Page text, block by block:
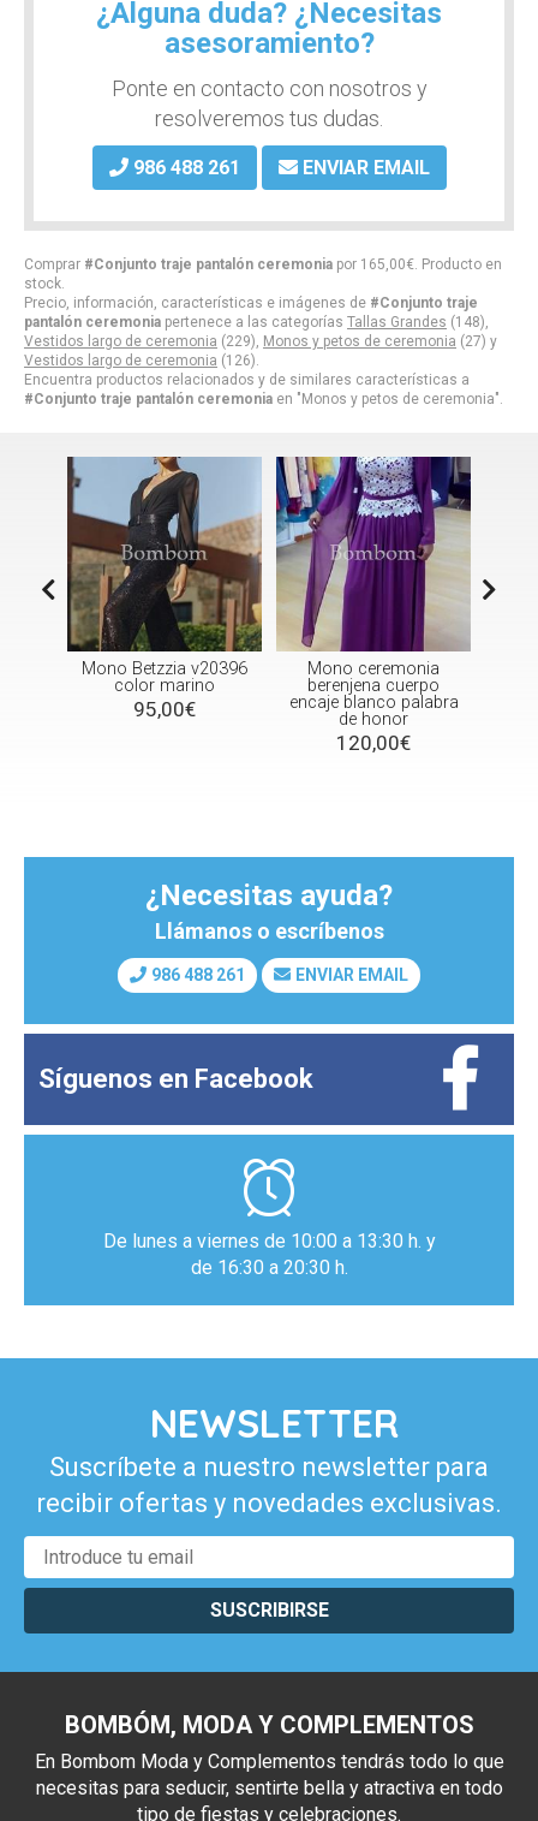
Comprar #Conjunto traje pantalón ceremonia por 165,00€. Producto en
stock.
Precio, información, características e imágenes de #Conjunto traje
pantalón ceremonia pertenece a las categorías Tallas Grandes (148),
Vestidos largo de ceremonia (229), Monos y petos de ceremonia (27) y
Vestidos largo de ceremonia (126).
Encuentra productos relacionados y de similares características a
#Conjunto traje pantalón ceremonia en "Monos y petos de ceremonia".
¿Alguna duda? ¿Necesitas
asesoramiento?
Ponte en contacto con nosotros y
resolveremos tus dudas.
986 488 261 ENVIAR EMAIL
Mono Betzzia v20396
color marino
95,00€
Mono ceremonia
berenjena cuerpo
encaje blanco palabra
de honor
120,00€
¿Necesitas ayuda?
Llámanos o escríbenos
986 488 261 ENVIAR EMAIL
Síguenos en Facebook
De lunes a viernes de 10:00 a 13:30 h. y
de 16:30 a 20:30 h.
NEWSLETTER
Suscríbete a nuestro newsletter para
recibir ofertas y novedades exclusivas.
SUSCRIBIRSE
BOMBÓM, MODA Y COMPLEMENTOS
En Bombom Moda y Complementos tendrás todo lo que
necesitas para seducir, sentirte bella y atractiva en todo
tipo de fiestas y celebraciones.